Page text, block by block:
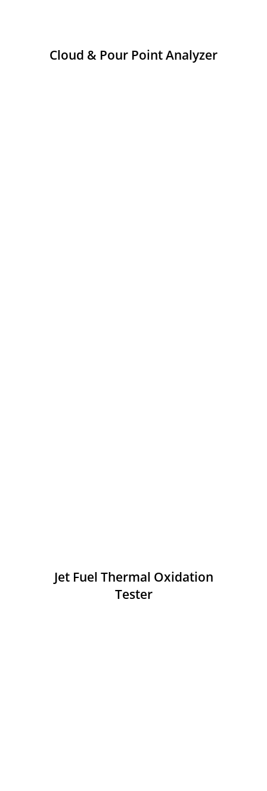
Cloud & Pour Point Analyzer
Jet Fuel Thermal Oxidation
Tester